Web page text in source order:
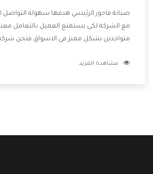
صيانة فاجور الرئيسي هدفها سهولة التواصل
مع الشركة لكى يستمتع العميل بالتعامل
متواجدين بشكل مميز فى الاسواق فنحن
الشركة بها والتى تكون منها خدمة الصيانة
مشاهدة المزيد